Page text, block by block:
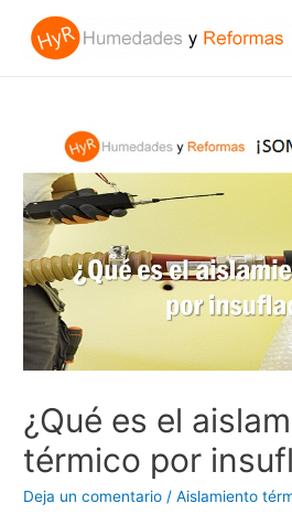
¿Qué es el
térmico por
Deja un comentario /Aislamiento